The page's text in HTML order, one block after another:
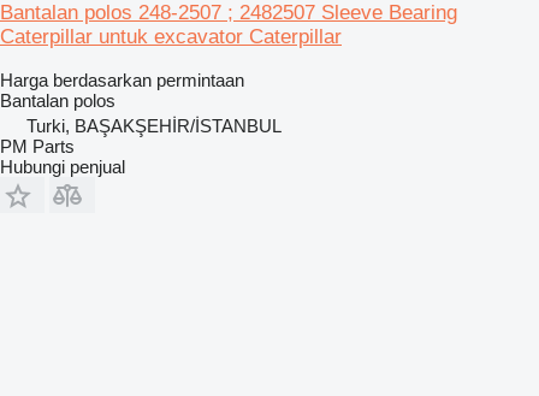
Bantalan polos 248-2507 ; 2482507 Sleeve Bearing
Caterpillar untuk excavator Caterpillar
Harga berdasarkan permintaan
Bantalan polos
Turki, BAŞAKŞEHİR/İSTANBUL
PM Parts
Hubungi penjual